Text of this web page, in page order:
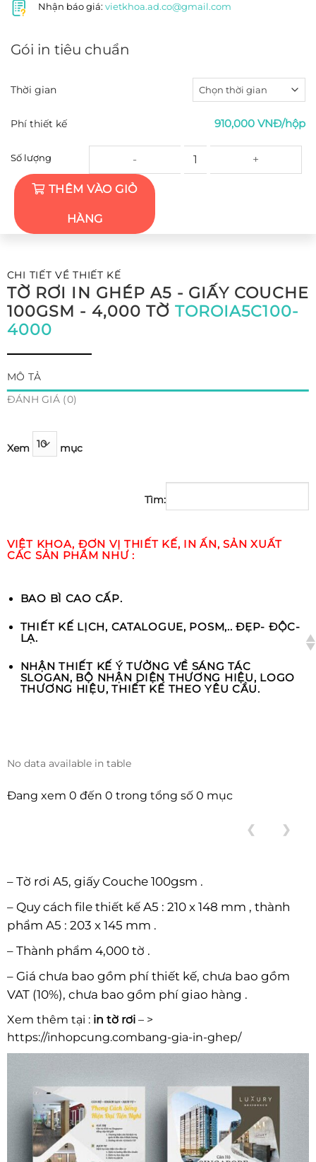
Nhận báo giá: vietkhoa.ad.co@gmail.com
Gói in tiêu chuẩn
Thời gian
Phí thiết kế 910,000 VNĐ/hộp
Số lượng Tờ rơi in ghép A5 - Giấy Couche 100gsm -
THÊM VÀO GIỎ
HÀNG
CHI TIẾT VỀ THIẾT KẾ
TỜ RƠI IN GHÉP A5 - GIẤY COUCHE
100GSM - 4,000 TỜ TOROIA5C100-
4000
MÔ TẢ
ĐÁNH GIÁ (0)
Xem mục
Tìm:
VIỆT KHOA, ĐƠN VỊ THIẾT KẾ, IN ẤN, SẢN XUẤT
CÁC SẢN PHẨM NHƯ :
BAO BÌ CAO CẤP.
THIẾT KẾ LỊCH, CATALOGUE, POSM,.. ĐẸP- ĐỘC-
LẠ.
NHẬN THIẾT KẾ Ý TƯỞNG VỀ SÁNG TÁC
SLOGAN, BỘ NHẬN DIỆN THƯƠNG HIỆU, LOGO
THƯƠNG HIỆU, THIẾT KẾ THEO YÊU CẦU.
No data available in table
Đang xem 0 đến 0 trong tổng số 0 mục
❮ ❯
– Tờ rơi A5, giấy Couche 100gsm .
– Quy cách file thiết kế A5 : 210 x 148 mm , thành
phẩm A5 : 203 x 145 mm .
– Thành phẩm 4,000 tờ .
– Giá chưa bao gồm phí thiết kế, chưa bao gồm
VAT (10%), chưa bao gồm phí giao hàng .
Xem thêm tại : in tờ rơi– >
https://inhopcung.combang-gia-in-ghep/